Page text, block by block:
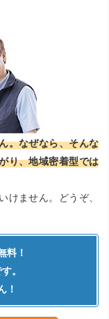
。なぜなら、そんな
り、地域密着型では
ません。どうぞ、
料！
。
！